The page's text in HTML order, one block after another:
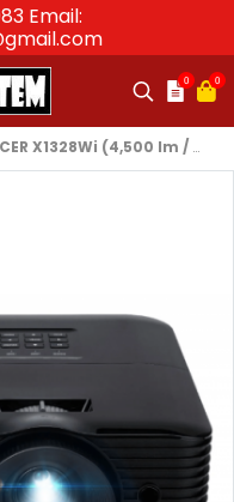
Email:
0 0
X1328Wi (4,500 lm / WXGA)